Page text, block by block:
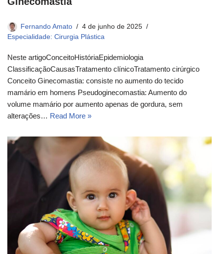
Fernando Amato
4 de junho de 2025
Especialidade: Cirurgia Plástica
Neste artigoConceito​História​Epidemiologia​
ClassificaçãoCausasTratamento clínico​Tratamento cirúrgico​
Conceito​ Ginecomastia: consiste no aumento do tecido
mamário em homens Pseudoginecomastia: Aumento do
volume mamário por aumento apenas de gordura, sem
alterações… Read More »